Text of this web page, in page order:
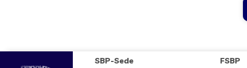
SBP-Sede FSBP